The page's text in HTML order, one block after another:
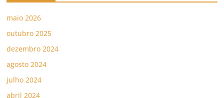
maio 2026
outubro 2025
dezembro 2024
agosto 2024
julho 2024
abril 2024